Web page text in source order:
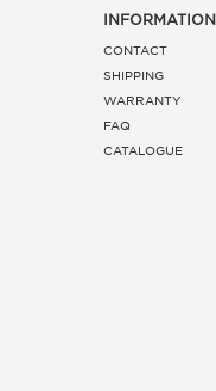
INFORMATION
CONTACT
SHIPPING
WARRANTY
FAQ
CATALOGUE